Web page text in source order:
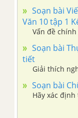
Soạn bài
Văn 10 tập 1
Vấn đề
Soạn bài
tiết
Giải thích
Soạn bài
Hãy xác